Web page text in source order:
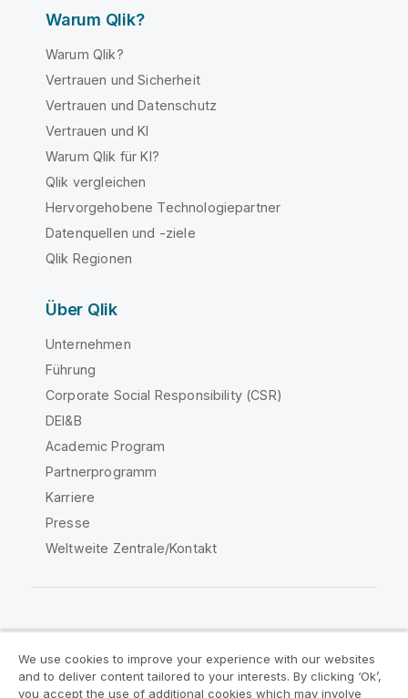
Warum Qlik?
Warum Qlik?
Vertrauen und Sicherheit
Vertrauen und Datenschutz
Vertrauen und KI
Warum Qlik für KI?
Qlik vergleichen
Hervorgehobene Technologiepartner
Datenquellen und -ziele
Qlik Regionen
Über Qlik
Unternehmen
Führung
Corporate Social Responsibility (CSR)
DEI&B
Academic Program
Partnerprogramm
Karriere
Presse
Weltweite Zentrale/Kontakt
Rechtliche Vereinbarungen
We use cookies to improve your experience with our websites
and to deliver content tailored to your interests. By clicking ‘Ok’,
you accept the use of additional cookies which may involve